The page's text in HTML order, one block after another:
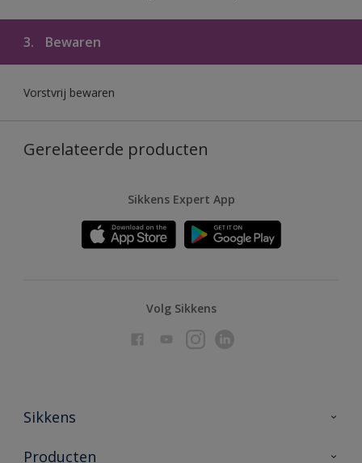
3. Bewaren
Vorstvrij bewaren
Gerelateerde producten
Sikkens Expert App
Volg Sikkens
Sikkens
Over Sikkens
Producten